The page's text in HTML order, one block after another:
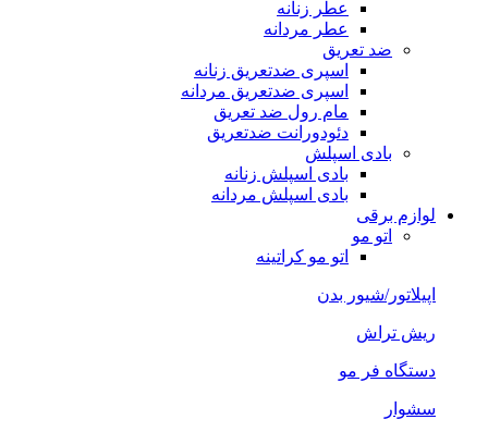
عطر زنانه
عطر مردانه
ضد تعریق
اسپری ضدتعریق زنانه
اسپری ضدتعریق مردانه
مام رول ضد تعریق
دئودورانت ضدتعریق
بادی اسپلش
بادی اسپلش زنانه
بادی اسپلش مردانه
لوازم برقی
اتو مو
اتو مو کراتینه
اپیلاتور/شیور بدن
ریش تراش
دستگاه فر مو
سشوار